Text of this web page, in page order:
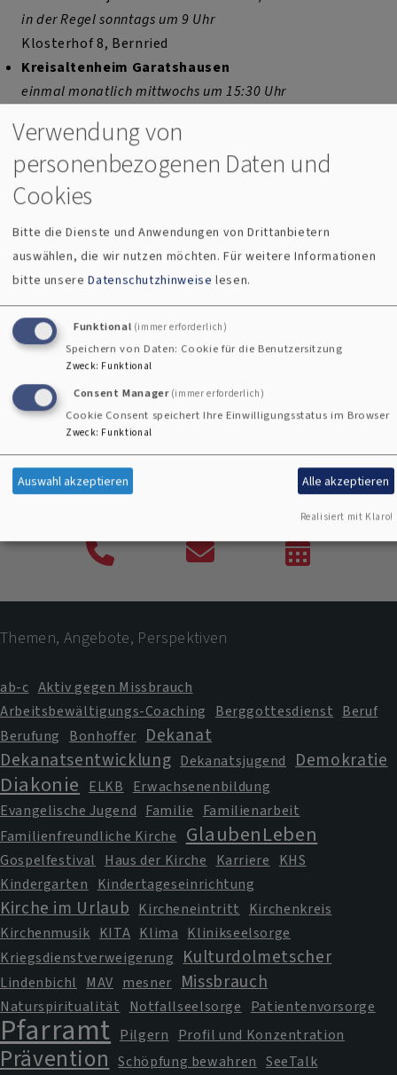
in der Regel sonntags um 9 Uhr
Klosterhof 8, Bernried
Kreisaltenheim Garatshausen
einmal monatlich mittwochs um 15:30 Uhr
Krankenhauskapelle im Benedictuskrankenhaus
einmal monatlich donnerstags um 16 Uhr
Bahnhofstraße 5, Tutzing
Gemeindehaus
Pfarramt
Telefon Kontaktformular
Themen, Angebote, Perspektiven
ab-c Aktiv gegen Missbrauch
Arbeitsbewältigungs-Coaching
Berggottesdienst Beruf
Berufung
Bonhoffer
Dekanat
Dekanatsentwicklung Dekanatsjugend Demokratie
Diakonie ELKB
Erwachsenenbildung
Evangelische Jugend Familie
Familienarbeit
Familienfreundliche Kirche
GlaubenLeben
Gospelfestival Haus der Kirche Karriere
KHS
Kindergarten
Kindertageseinrichtung
Kirche im Urlaub Kircheneintritt
Kirchenkreis
Kirchenmusik KITA Klima Klinikseelsorge
Kriegsdienstverweigerung
Kulturdolmetscher
Lindenbichl MAV mesner Missbrauch
Naturspiritualität Notfallseelsorge Patientenvorsorge
Pfarramt Pilgern Profil und Konzentration
Prävention Schöpfung bewahren SeeTalk
Verwendung von
personenbezogenen Daten und
Cookies
Bitte die Dienste und Anwendungen von Drittanbietern
auswählen, die wir nutzen möchten.Für weitere Informationen
bitte unsereDatenschutzhinweise lesen.
Funktional (immer erforderlich)
Speichern von Daten: Cookie für die Benutzersitzung
Zweck: Funktional
Consent Manager (immer erforderlich)
Cookie Consent speichert Ihre Einwilligungsstatus im Browser
Zweck: Funktional
Auswahl akzeptieren Alle akzeptieren
Realisiert mit Klaro!